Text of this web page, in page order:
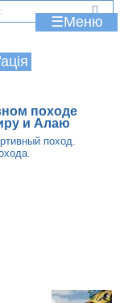
☰
походе
и Алаю
поход.